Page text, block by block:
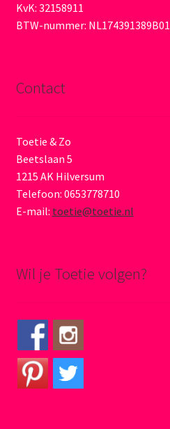
KvK: 32158911
BTW-nummer: NL174391389B01
Contact
Toetie & Zo
Beetslaan 5
1215 AK Hilversum
Telefoon: 0653778710
E-mail: toetie@toetie.nl
Wil je Toetie volgen?